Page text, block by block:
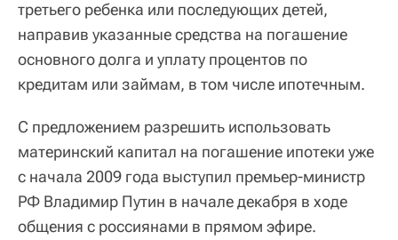
третьего ребенка или последующих детей,
направив указанные средства на погашение
основного долга и уплату процентов по
кредитам или займам, в том числе ипотечным.
С предложением разрешить использовать
материнский капитал на погашение ипотеки уже
с начала 2009 года выступил премьер-министр
РФ Владимир Путин в начале декабря в ходе
общения с россиянами в прямом эфире.